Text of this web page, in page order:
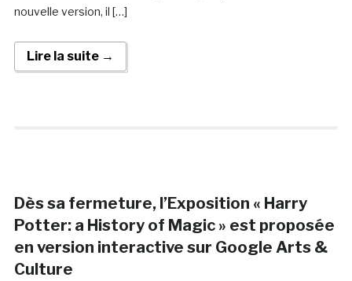
nouvelle version, il […]
Lire la suite →
Dès sa fermeture, l’Exposition « Harry
Potter: a History of Magic » est proposée
en version interactive sur Google Arts &
Culture